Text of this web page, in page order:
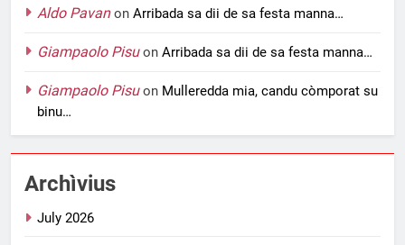
Aldo Pavanon Arribada sa dii de sa festa manna…
Giampaolo Pisuon Arribada sa dii de sa festa manna…
Giampaolo Pisuon Mulleredda mia, candu còmporat su
binu…
Archìvius
July 2026